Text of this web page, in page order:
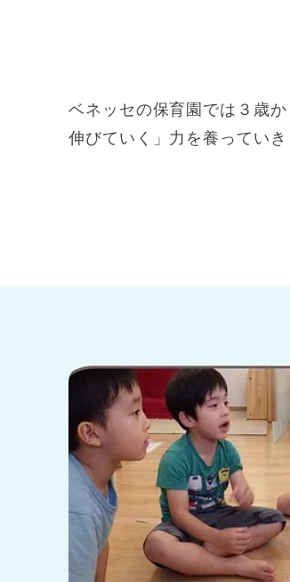
埼玉県 埼玉県
ベネッセの保育園では３歳
伸びていく」力を養っていき